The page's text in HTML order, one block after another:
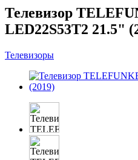
Телевизор
LED22S53T2 21.5"
Телевизоры